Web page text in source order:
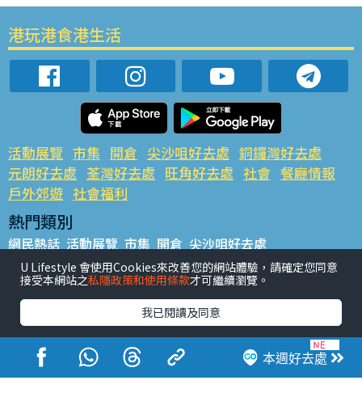
本週好去處
港玩港食港生活
活動展覽 市集 開倉 尖沙咀好去處 銅鑼灣好去處
元朗好去處 荃灣好去處 旺角好去處 社會 餐廳情報
戶外郊遊 社會福利
熱門類別
網民熱話 活動展覽 市集 開倉 尖沙咀好去處
銅鑼灣好去處 元朗好去處 荃灣好去處 旺角好去處 社會
餐廳情報 戶外郊遊
熱門標籤
#UGO搵好去處 #人氣活動推介 #美食社群熱話
#親子玩樂好去處
#ULifestyle應用程式
#限時搶
#UJetso禮物放送
#ULifestyle商戶中心 #著數
U Lifestyle 會使用Cookies來改善您的網站體驗，請確定您同意
接受本網站之私隱政策和使用條款才可繼續瀏覽。
我已閱讀及同意